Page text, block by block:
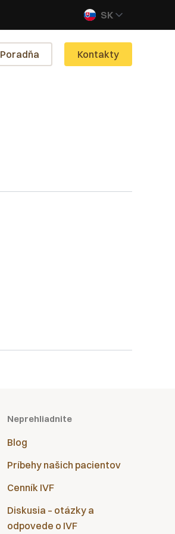
SK
Poradňa Kontakty
Neprehliadnite
Blog
Príbehy našich pacientov
Cenník IVF
Diskusia – otázky a
odpovede o IVF